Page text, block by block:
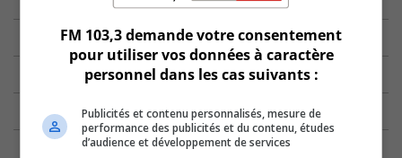
FM 103,3 demande votre consentement
pour utiliser vos données à caractère
personnel dans les cas suivants :
Publicités et contenu personnalisés, mesure de
performance des publicités et du contenu, études
d’audience et développement de services